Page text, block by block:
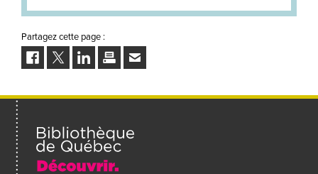
Partagez cette page :
FacebookTwitterLinkedInImprimerEnvoyer
à